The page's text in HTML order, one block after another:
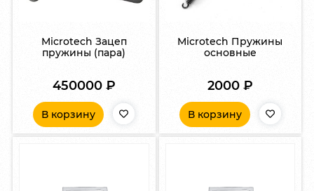
Microtech Зацеп
пружины (пара)
450000 ₽
В корзину
Microtech Пружины
основные
2000 ₽
В корзину